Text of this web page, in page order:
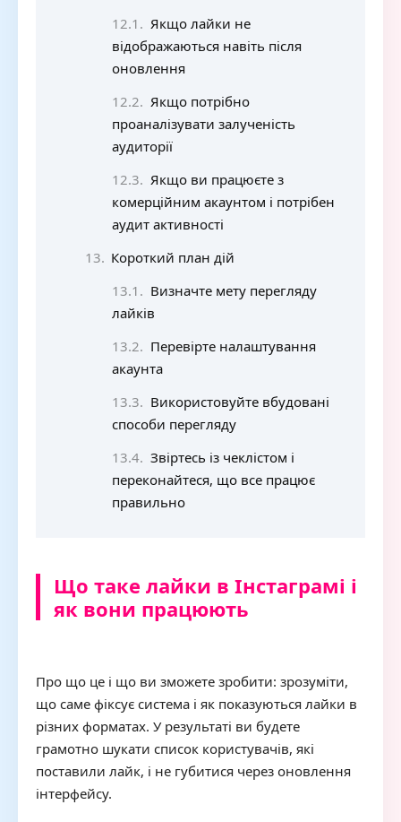
Якщо лайки не
відображаються навіть після
оновлення
Якщо потрібно
проаналізувати залученість
аудиторії
Якщо ви працюєте з
комерційним акаунтом і потрібен
аудит активності
Короткий план дій
Визначте мету перегляду
лайків
Перевірте налаштування
акаунта
Використовуйте вбудовані
способи перегляду
Звіртесь із чеклістом і
переконайтеся, що все працює
правильно
Що таке лайки в Інстаграмі і
як вони працюють
Про що це і що ви зможете зробити: зрозуміти,
що саме фіксує система і як показуються лайки в
різних форматах. У результаті ви будете
грамотно шукати список користувачів, які
поставили лайк, і не губитися через оновлення
інтерфейсу.